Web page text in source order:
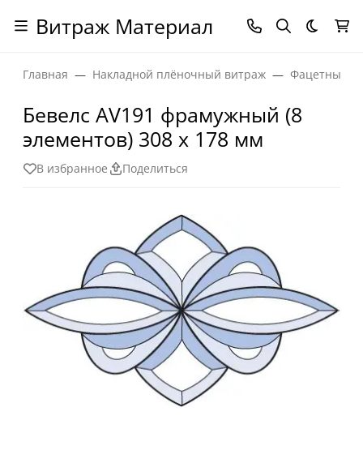
Витраж Материал Темная
Главная Накладной плёночный витраж Фацетные
Бевелс AV191 фрамужный (8
элементов) 308 х 178 мм
В избранное Поделиться